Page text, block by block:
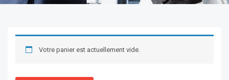
Votre panier est actuellement vide.